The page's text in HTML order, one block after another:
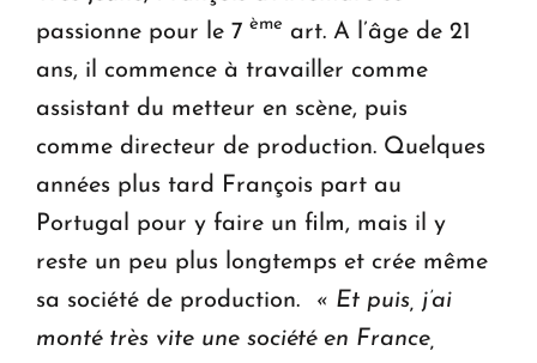
passionne pour le 7 ème art. A l’âge de 21
ans, il commence à travailler comme
assistant du metteur en scène, puis
comme directeur de production. Quelques
années plus tard François part au
Portugal pour y faire un film, mais il y
reste un peu plus longtemps et crée même
sa société de production.
« Et puis, j’ai
monté très vite une société en France,